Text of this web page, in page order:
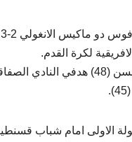
لكرة القدم.
وسجل محمد الضاوي (30) وحازم
امام شباب قسنطينة 0-1 بملعب